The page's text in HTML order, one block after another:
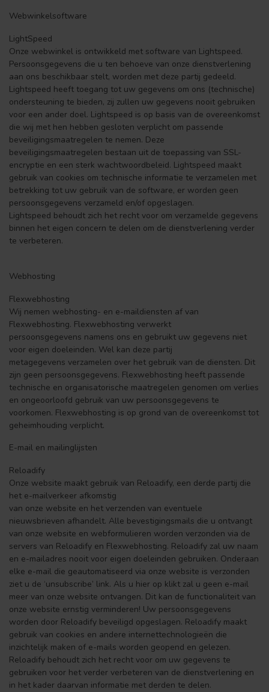
Webwinkelsoftware
LightSpeed
Onze webwinkel is ontwikkeld met software van Lightspeed.
Persoonsgegevens die u ten behoeve van onze dienstverlening
aan ons beschikbaar stelt, worden met deze partij gedeeld.
Lightspeed heeft toegang tot uw gegevens om ons (technische)
ondersteuning te bieden, zij zullen uw gegevens nooit gebruiken
voor een ander doel. Lightspeed is op basis van de overeenkomst
die wij met hen hebben gesloten verplicht om passende
beveiligingsmaatregelen te nemen. Deze
beveiligingsmaatregelen bestaan uit de toepassing van SSL-
encryptie en een sterk wachtwoordbeleid. Lightspeed maakt
gebruik van cookies om technische informatie te verzamelen met
betrekking tot uw gebruik van de software, er worden geen
persoonsgegevens verzameld en/of opgeslagen.
Lightspeed behoudt zich het recht voor om verzamelde gegevens
binnen het eigen concern te delen om de dienstverlening verder
te verbeteren.
Webhosting
Flexwebhosting
Wij nemen webhosting- en e-maildiensten af van
Flexwebhosting. Flexwebhosting verwerkt
persoonsgegevens namens ons en gebruikt uw gegevens niet
voor eigen doeleinden. Wel kan deze partij
metagegevens verzamelen over het gebruik van de diensten. Dit
zijn geen persoonsgegevens. Flexwebhosting heeft passende
technische en organisatorische maatregelen genomen om verlies
en ongeoorloofd gebruik van uw persoonsgegevens te
voorkomen. Flexwebhosting is op grond van de overeenkomst tot
geheimhouding verplicht.
E-mail en mailinglijsten
Reloadify
Onze website maakt gebruik van Reloadify, een derde partij die
het e-mailverkeer afkomstig
van onze website en het verzenden van eventuele
nieuwsbrieven afhandelt. Alle bevestigingsmails die u ontvangt
van onze website en webformulieren worden verzonden via de
servers van Reloadify en Flexwebhosting. Reloadify zal uw naam
en e-mailadres nooit voor eigen doeleinden gebruiken. Onderaan
elke e-mail die geautomatiseerd via onze website is verzonden
ziet u de ‘unsubscribe’ link. Als u hier op klikt zal u geen e-mail
meer van onze website ontvangen. Dit kan de functionaliteit van
onze website ernstig verminderen! Uw persoonsgegevens
worden door Reloadify beveiligd opgeslagen. Reloadify maakt
gebruik van cookies en andere internettechnologieën die
inzichtelijk maken of e-mails worden geopend en gelezen.
Reloadify behoudt zich het recht voor om uw gegevens te
gebruiken voor het verder verbeteren van de dienstverlening en
in het kader daarvan informatie met derden te delen.